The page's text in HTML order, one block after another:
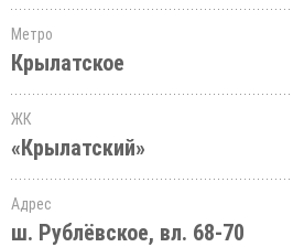
Метро
Крылатское
ЖК
«Крылатский»
Адрес
ш. Рублёвское, вл. 68-70